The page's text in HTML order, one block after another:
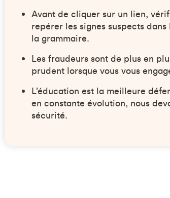
Avant de cliquer sur un lien,
repérer les signes suspects
la grammaire.
Les fraudeurs sont de plus en
prudent lorsque vous vous
L’éducation est la meilleure
en constante évolution, nous
sécurité.